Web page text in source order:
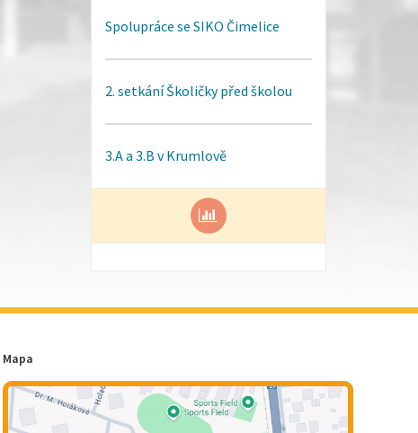
Spolupráce se SIKO Čimelice
2. setkání Školičky před školou
3.A a 3.B v Krumlově
Mapa